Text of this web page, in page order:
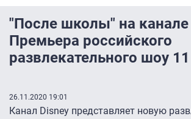
"После школы" на канале
Премьера российского
развлекательного шоу
26.11.2020 19:01
Канал Disney представляет новую